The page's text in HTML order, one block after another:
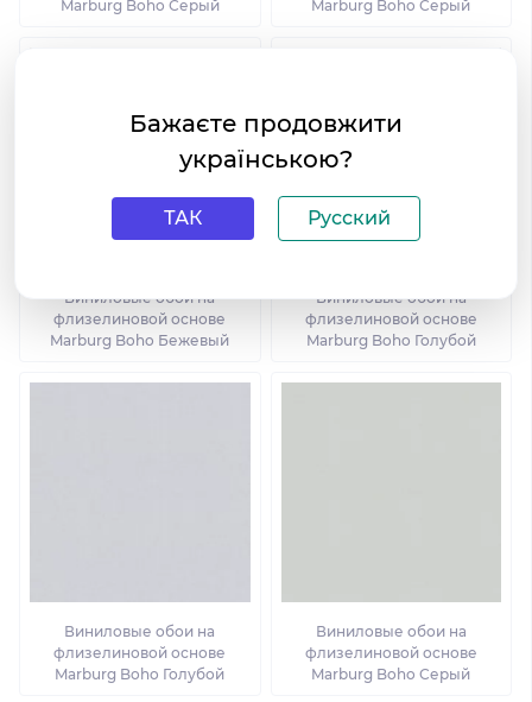
Marburg Boho Серый Marburg Boho Серый
Виниловые обои на
флизелиновой основе
Marburg Boho Бежевый
Виниловые обои на
флизелиновой основе
Marburg Boho Голубой
Виниловые обои на
флизелиновой основе
Marburg Boho Голубой
Виниловые обои на
флизелиновой основе
Marburg Boho Серый
Бажаєте продовжити
українською?
ТАК Русский